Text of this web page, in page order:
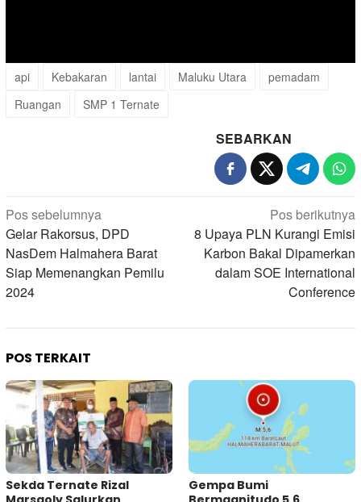
api Kebakaran lantai Maluku Utara
pemadam
Ruangan
SMP 1 Ternate
SEBARKAN
Navigasi
pos
Pos sebelumnya
Gelar Rakorsus, DPD
NasDem Halmahera Barat
Siap Memenangkan Pemilu
2024
Pos berikutnya
8 Upaya PLN Kurangi Emisi
Karbon Bakal Dipamerkan
dalam SOE International
Conference
POS TERKAIT
Sekda Ternate Rizal
Gempa Bumi